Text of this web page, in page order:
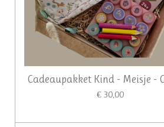
Cadeaupakket Kind - Meisje -
€ 30,00